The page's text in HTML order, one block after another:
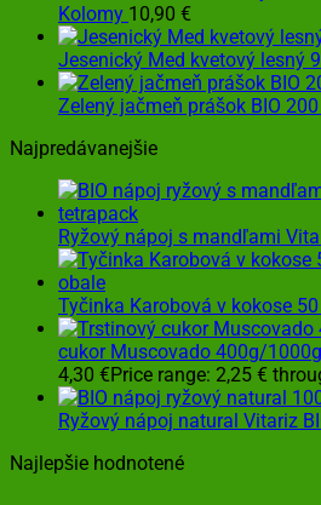
Kolomy 10,90 €
Jesenický Med kvetový lesný
Zelený jačmeň prášok BIO
Najpredávanejšie
Ryžový nápoj s mandľami
Tyčinka Karobová v kokose
cukor Muscovado 400g/
4,30 €Price range: 2,25 €
Ryžový nápoj natural Vitariz
Najlepšie hodnotené